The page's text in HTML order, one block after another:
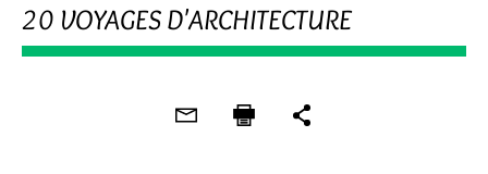
20 VOYAGES D'ARCHITECTURE